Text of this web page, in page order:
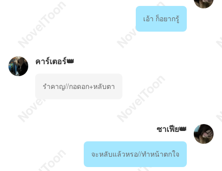
เอ้า ก็อยากรู้
คาร์เตอร์👑
รำคาญ//กอดอก+หลับตา
ซาเฟีย👑
จะหลับแล้วหรอ//ทำหน้าตกใจ